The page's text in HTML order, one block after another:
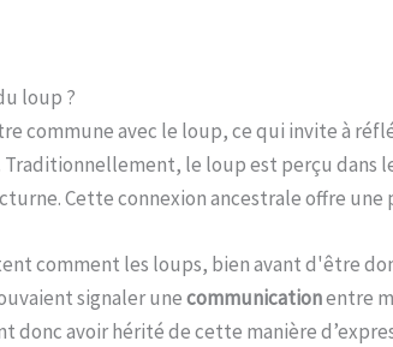
loup ?
commune avec le loup, ce qui invite à
le loup est perçu dans
Cette connexion ancestrale offre
comment les loups, bien avant d'être
signaler unecommunicationentre
donc avoir hérité de cette manière